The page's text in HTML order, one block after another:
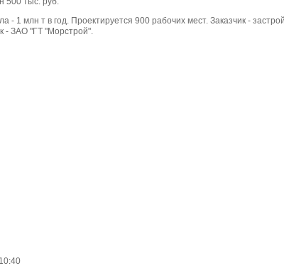
- 1 млн т в год. Проектируется 900 рабочих мест. Заказчик -
- ЗАО "ГТ "Морстрой".